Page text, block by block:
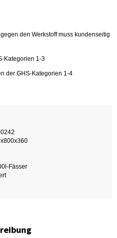
den Werkstoff muss kundenseitig
Kategorien 1-3
der GHS-Kategorien 1-4
Fässer